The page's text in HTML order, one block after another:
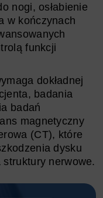
nogi, osłabienie
w kończynach
funkcji
dokładnej
badania
badań
magnetyczny
(CT), które
dysku
nerwowe.